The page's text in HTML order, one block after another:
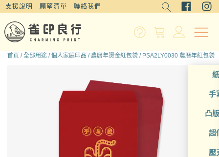
支援說明 願望清單 聯絡我們
手
凸
超
壓
首頁 /全部用途 /個人家庭印品 / 農曆年燙金紅包袋 / PSA2LY0030 農曆年紅包袋